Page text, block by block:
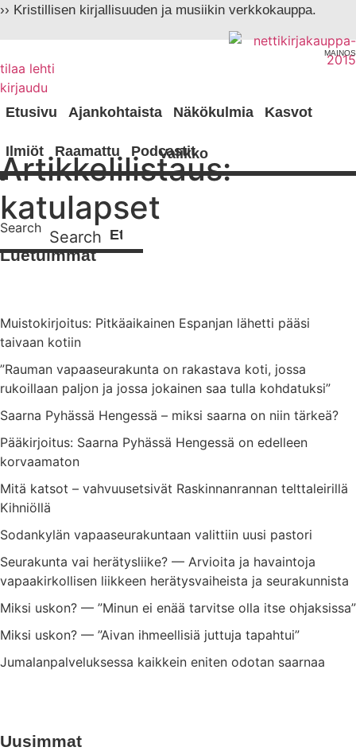
Mene
›› Kristillisen kirjallisuuden ja musiikin verkkokauppa.
MAINOS
tilaa lehti
kirjaudu
Etusivu
Ajankohtaista Näkökulmia Kasvot
Ilmiöt Raamattu Podcastit
Search Search
Artikkelilistaus:
katulapset
Luetuimmat
Muistokirjoitus: Pitkäaikainen Espanjan lähetti pääsi
taivaan kotiin
”Rauman vapaaseurakunta on rakastava koti, jossa
rukoillaan paljon ja jossa jokainen saa tulla kohdatuksi”
Saarna Pyhässä Hengessä – miksi saarna on niin tärkeä?
Pääkirjoitus: Saarna Pyhässä Hengessä on edelleen
korvaamaton
Mitä katsot – vahvuusetsivät Raskinnanrannan telttaleirillä
Kihniöllä
Sodankylän vapaaseurakuntaan valittiin uusi pastori
Seurakunta vai herätysliike? — Arvioita ja havaintoja
vapaakirkollisen liikkeen herätysvaiheista ja seurakunnista
Miksi uskon? — ”Minun ei enää tarvitse olla itse ohjaksissa”
Miksi uskon? — ”Aivan ihmeellisiä juttuja tapahtui”
Jumalanpalveluksessa kaikkein eniten odotan saarnaa
Uusimmat